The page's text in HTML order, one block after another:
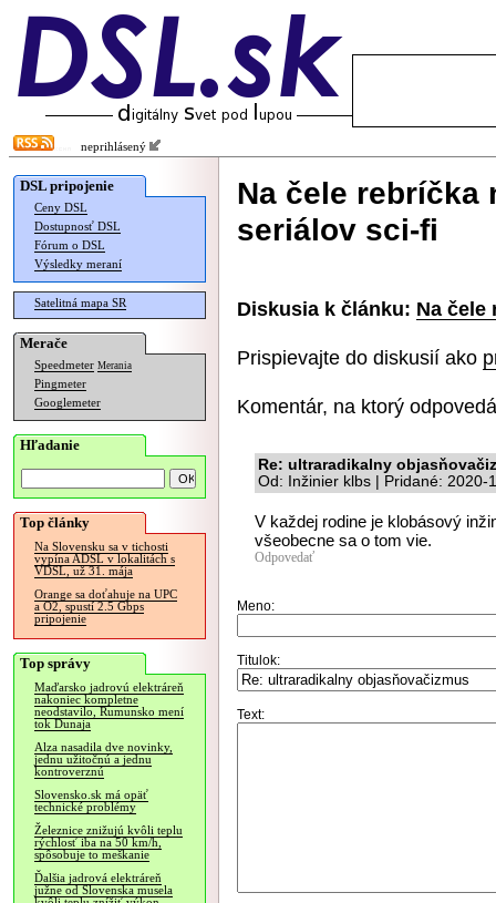
neprihlásený
DSL pripojenie
Ceny DSL
Dostupnosť DSL
Fórum o DSL
Výsledky meraní
Satelitná mapa SR
Merače
Speedmeter Merania
Pingmeter
Googlemeter
Hľadanie
Top články
Na Slovensku sa v tichosti
vypína ADSL v lokalitách s
VDSL, už 31. mája
Orange sa doťahuje na UPC
a O2, spustí 2.5 Gbps
pripojenie
Top správy
Maďarsko jadrovú elektráreň
nakoniec kompletne
neodstavilo, Rumunsko mení
tok Dunaja
Alza nasadila dve novinky,
jednu užitočnú a jednu
kontroverznú
Slovensko.sk má opäť
technické problémy
Železnice znižujú kvôli teplu
rýchlosť iba na 50 km/h,
spôsobuje to meškanie
Ďalšia jadrová elektráreň
južne od Slovenska musela
Na čele
seriálov sci-fi
Diskusia k článku: Na
Prispievajte do diskusií ako
Komentár, na ktorý
Re: ultraradikalny
Od: Inžinier klbs | Pridané: 2020-
V každej rodine je klobásový
všeobecne sa o tom vie.
Odpovedať
Meno:
Titulok:
Text: